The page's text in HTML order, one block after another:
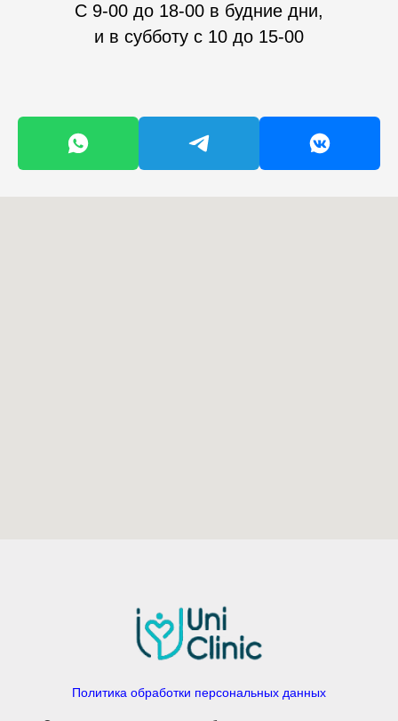
С 9-00 до 18-00 в будние дни,
и в субботу с 10 до 15-00
Политика обработки персональных данных